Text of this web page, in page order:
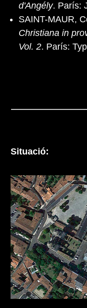
d'Angély. París:
SAINT-MAUR,
Christiana in
Vol. 2. París:
Situació: